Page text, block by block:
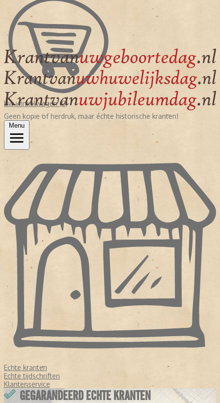
Uw winkelwagen (0)
Geen kopie of herdruk, maar échte historische kranten!
Menu
Echte kranten
Echte tijdschriften
Klantenservice
GEGARANDEERD ECHTE KRANTEN